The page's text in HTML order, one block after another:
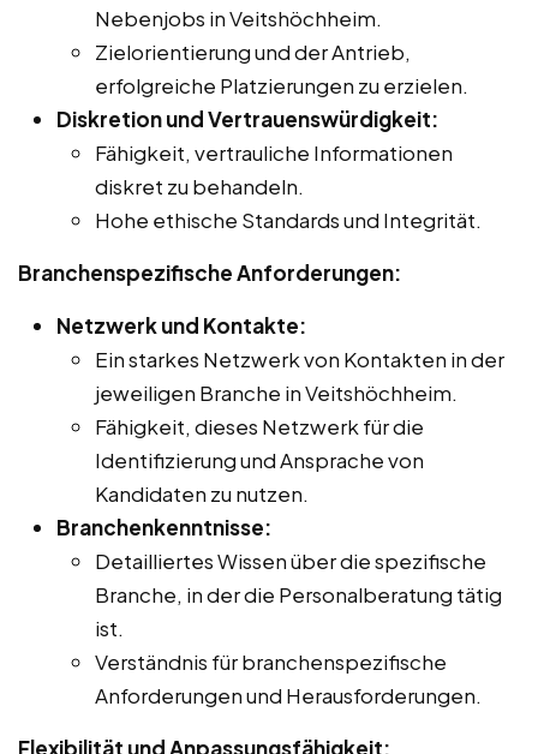
Nebenjobs in Veitshöchheim.
Zielorientierung und der Antrieb,
erfolgreiche Platzierungen zu erzielen.
Diskretion und Vertrauenswürdigkeit:
Fähigkeit, vertrauliche Informationen
diskret zu behandeln.
Hohe ethische Standards und Integrität.
Branchenspezifische Anforderungen:
Netzwerk und Kontakte:
Ein starkes Netzwerk von Kontakten in der
jeweiligen Branche in Veitshöchheim.
Fähigkeit, dieses Netzwerk für die
Identifizierung und Ansprache von
Kandidaten zu nutzen.
Branchenkenntnisse:
Detailliertes Wissen über die spezifische
Branche, in der die Personalberatung tätig
ist.
Verständnis für branchenspezifische
Anforderungen und Herausforderungen.
Flexibilität und Anpassungsfähigkeit: